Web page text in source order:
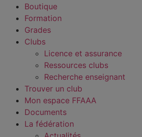
Boutique
Formation
Grades
Clubs
Licence et assurance
Ressources clubs
Recherche enseignant
Trouver un club
Mon espace FFAAA
Documents
La fédération